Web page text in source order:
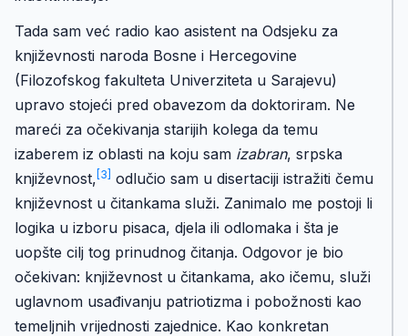
Tada sam već radio kao asistent na Odsjeku za
književnosti naroda Bosne i Hercegovine
(Filozofskog fakulteta Univerziteta u Sarajevu)
upravo stojeći pred obavezom da doktoriram. Ne
mareći za očekivanja starijih kolega da temu
izaberem iz oblasti na koju sam izabran, srpska
književnost, [3]
odlučio sam u disertaciji istražiti čemu
književnost u čitankama služi. Zanimalo me postoji li
logika u izboru pisaca, djela ili odlomaka i šta je
uopšte cilj tog prinudnog čitanja. Odgovor je bio
očekivan: književnost u čitankama, ako ičemu, služi
uglavnom usađivanju patriotizma i pobožnosti kao
temeljnih vrijednosti zajednice. Kao konkretan